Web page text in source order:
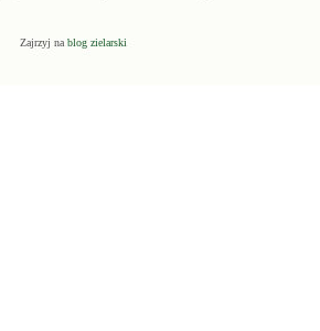
Zajrzyj na blog zielarski